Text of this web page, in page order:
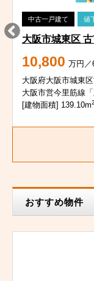
中古一戸建て 値
大阪市城東区
10,800 万円／
大阪府大阪市城東
大阪市営今里筋線
[建物面積] 139.10m2
おすすめ物件